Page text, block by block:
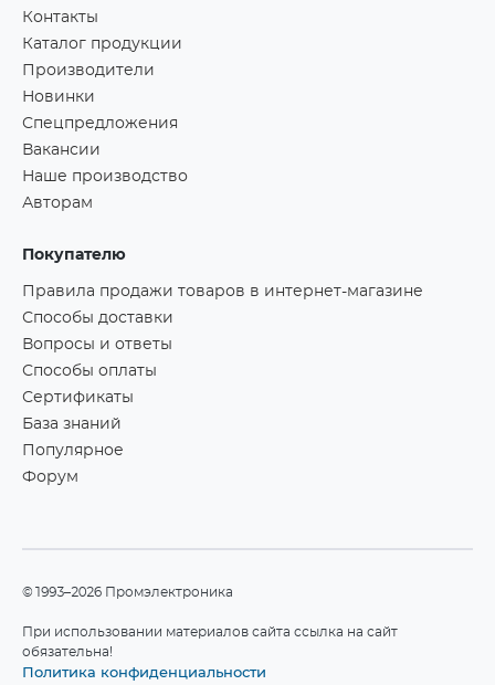
Контакты
Каталог продукции
Производители
Новинки
Спецпредложения
Вакансии
Наше производство
Авторам
Покупателю
Правила продажи товаров в интернет-магазине
Способы доставки
Вопросы и ответы
Способы оплаты
Сертификаты
База знаний
Популярное
Форум
©1993–2026 Промэлектроника
При использовании материалов сайта ссылка на сайт
обязательна!
Политика конфиденциальности